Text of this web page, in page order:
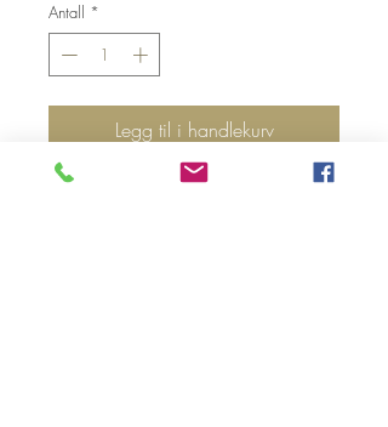
Antall *
Legg til i handlekurv